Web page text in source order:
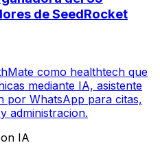
de SeedRocket
como healthtech que
mediante IA, asistente
por WhatsApp para citas,
administracion.
IA